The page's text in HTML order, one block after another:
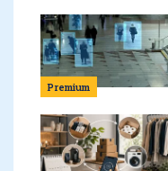
Premium